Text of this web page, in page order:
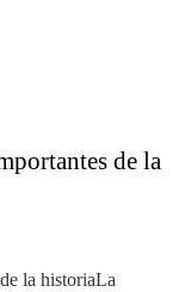
de la
la historiaLa